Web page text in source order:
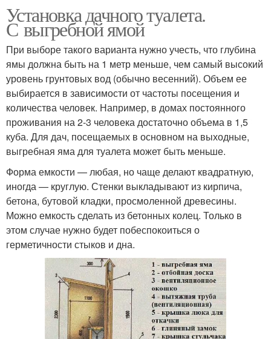
Установка дачного туалета.
С выгребной ямой
При выборе такого варианта нужно учесть, что глубина
ямы должна быть на 1 метр меньше, чем самый высокий
уровень грунтовых вод (обычно весенний). Объем ее
выбирается в зависимости от частоты посещения и
количества человек. Например, в домах постоянного
проживания на 2-3 человека достаточно объема в 1,5
куба. Для дач, посещаемых в основном на выходные,
выгребная яма для туалета может быть меньше.
Форма емкости — любая, но чаще делают квадратную,
иногда — круглую. Стенки выкладывают из кирпича,
бетона, бутовой кладки, просмоленной древесины.
Можно емкость сделать из бетонных колец. Только в
этом случае нужно будет побеспокоиться о
герметичности стыков и дна.